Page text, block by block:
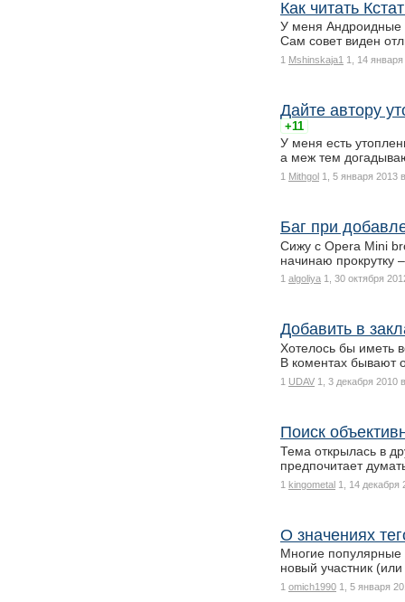
Как читать
У меня Андроидные
Сам совет виден
1 Mshinskaja1 1, 14
Дайте автору
+11
У меня есть
а меж тем
1 Mithgol 1, 5 января 2013
Баг при
Сижу с Opera Mini
начинаю прокрутку
1 algoliya 1, 30 октября
Добавить в
Хотелось бы иметь
В коментах бывают
1 UDAV 1, 3 декабря 2010
Поиск
Тема открылась в
предпочитает
1 kingometal 1, 14 декабря
О значениях
Многие популярные
новый участник
1 omich1990 1, 5 января